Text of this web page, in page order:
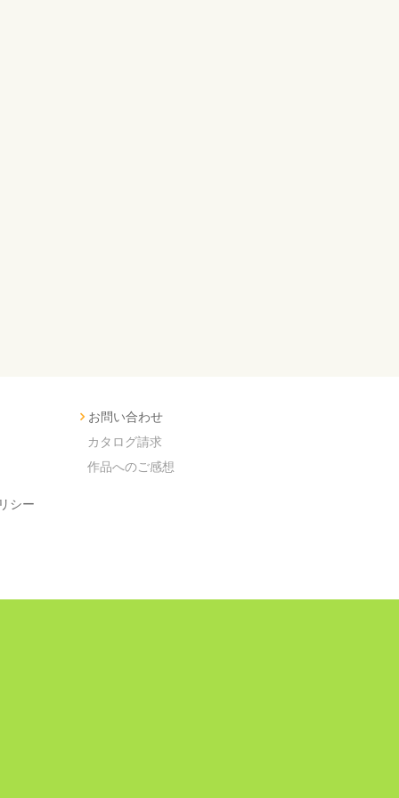
シー
お問い合わせ
カタログ請求
作品へのご感想